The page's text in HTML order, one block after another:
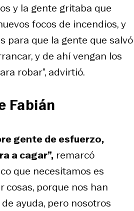
y la gente gritaba que
focos de incendios, y
para que la gente que salvó
y de ahí vengan los
robar”, advirtió.
Fabián
gente de esfuerzo,
a cagar”, remarcó
que necesitamos es
cosas, porque nos han
ayuda, pero nosotros